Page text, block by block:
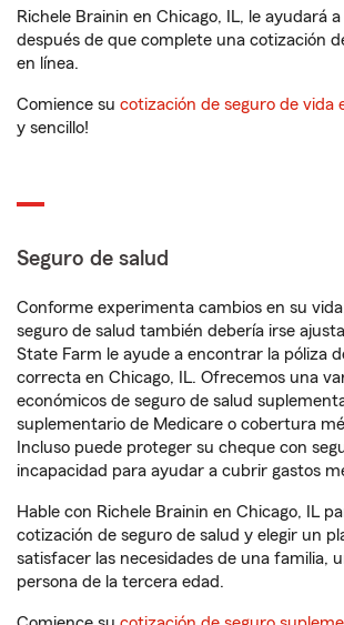
Richele Brainin en Chicago, IL, le ayudará
después de que complete una cotización
en línea.
Comience su cotización de seguro de vida
y sencillo!
Seguro de salud
Conforme experimenta cambios en su
seguro de salud también debería irse
State Farm le ayude a encontrar la póliza
correcta en Chicago, IL. Ofrecemos una
económicos de seguro de salud
suplementario de Medicare o cobertura
Incluso puede proteger su cheque con
incapacidad para ayudar a cubrir gastos
Hable con Richele Brainin en Chicago, IL
cotización de seguro de salud y elegir un
satisfacer las necesidades de una familia,
persona de la tercera edad.